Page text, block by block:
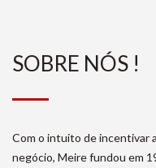
SOBRE NÓS !
Com o intuito de incentivar
negócio, Meire fundou em